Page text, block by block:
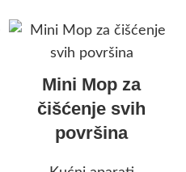
Mini Mop za
čišćenje svih
površina